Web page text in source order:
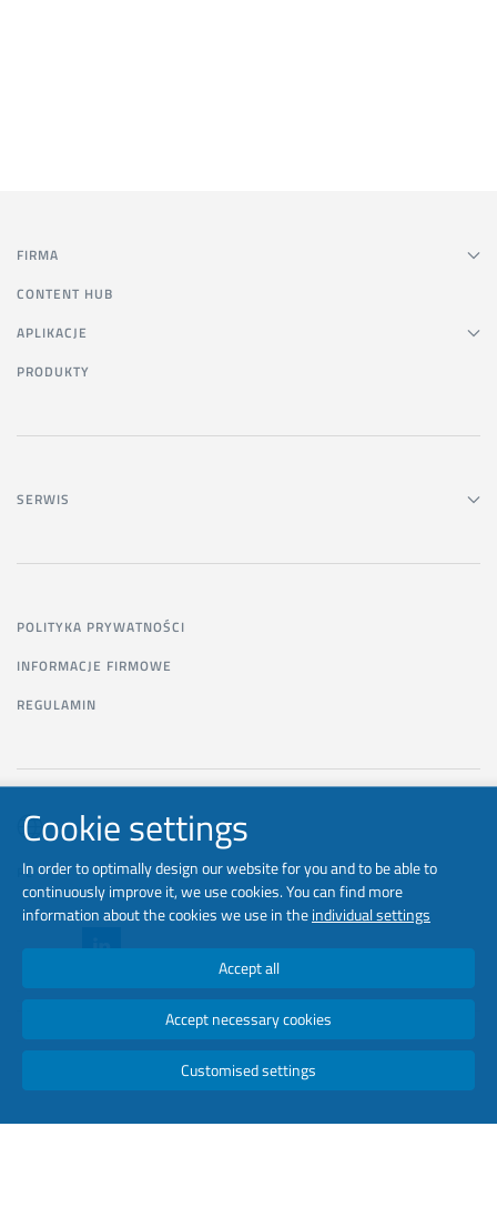
FIRMA
CONTENT HUB
APLIKACJE
PRODUKTY
SERWIS
POLITYKA PRYWATNOŚCI
INFORMACJE FIRMOWE
REGULAMIN
PL
Copyright © 2026 luminator. Wszelkie prawa zastrzeżone.
Cookie settings
In order to optimally design our website for you and to be able to
continuously improve it, we use cookies. You can find more
information about the cookies we use in theindividual settings
Accept all
Accept necessary cookies
Customised settings